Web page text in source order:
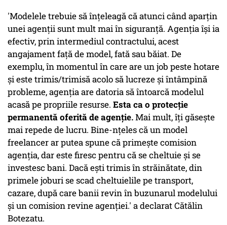
'Modelele trebuie să înțeleagă că atunci când aparțin
unei agenții sunt mult mai în siguranță. Agenția își ia
efectiv, prin intermediul contractului, acest
angajament față de model, fată sau băiat. De
exemplu, în momentul în care are un job peste hotare
și este trimis/trimisă acolo să lucreze și întâmpină
probleme, agenția are datoria să întoarcă modelul
acasă pe propriile resurse. Esta ca o protecție
permanentă oferită de agenție.Mai mult, îți găsește
mai repede de lucru. Bine-nțeles că un model
freelancer ar putea spune că primește comision
agenția, dar este firesc pentru că se cheltuie și se
investesc bani. Dacă ești trimis în străinătate, din
primele joburi se scad cheltuielile pe transport,
cazare, după care banii revin în buzunarul modelului
și un comision revine agenției.' a declarat Cătălin
Botezatu.